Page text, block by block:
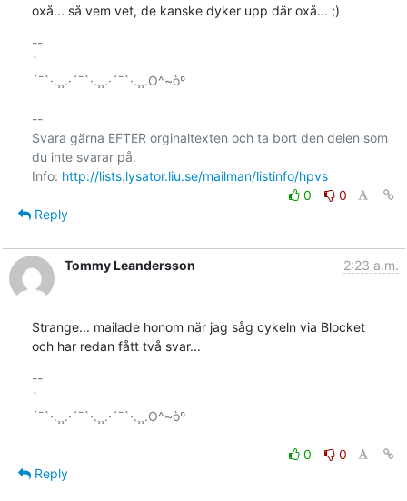
oxå... så vem vet, de kanske dyker upp där oxå... ;)
--
`
´¯`·.¸¸.·´¯`·.¸¸.·´¯`·.¸¸.O^~òº
--
Svara gärna EFTER orginaltexten och ta bort den delen som
du inte svarar på.
Info: http://lists.lysator.liu.se/mailman/listinfo/hpvs
0
0
Reply
Tommy Leandersson 2:23 a.m.
Strange... mailade honom när jag såg cykeln via Blocket
och har redan fått två svar...
--
`
´¯`·.¸¸.·´¯`·.¸¸.·´¯`·.¸¸.O^~òº
0
0
Reply